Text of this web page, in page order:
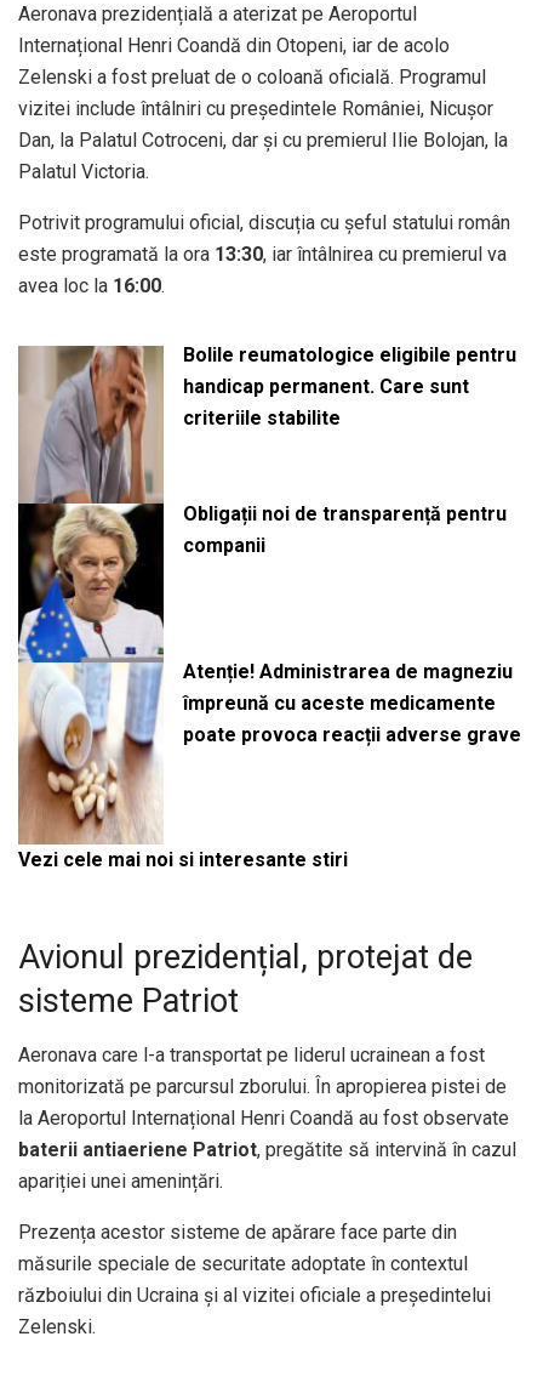
Aeronava prezidențială a aterizat pe Aeroportul
Internațional Henri Coandă din Otopeni, iar de acolo
Zelenski a fost preluat de o coloană oficială. Programul
vizitei include întâlniri cu președintele României, Nicușor
Dan, la Palatul Cotroceni, dar și cu premierul Ilie Bolojan, la
Palatul Victoria.
Potrivit programului oficial, discuția cu șeful statului român
este programată la ora 13:30, iar întâlnirea cu premierul va
avea loc la 16:00.
Bolile reumatologice eligibile pentru
handicap permanent. Care sunt
criteriile stabilite
Obligații noi de transparență pentru
companii
Atenție! Administrarea de magneziu
împreună cu aceste medicamente
poate provoca reacții adverse grave
Vezi cele mai noi si interesante stiri
Avionul prezidențial, protejat de
sisteme Patriot
Aeronava care l-a transportat pe liderul ucrainean a fost
monitorizată pe parcursul zborului. În apropierea pistei de
la Aeroportul Internațional Henri Coandă au fost observate
baterii antiaeriene Patriot, pregătite să intervină în cazul
apariției unei amenințări.
Prezența acestor sisteme de apărare face parte din
măsurile speciale de securitate adoptate în contextul
războiului din Ucraina și al vizitei oficiale a președintelui
Zelenski.